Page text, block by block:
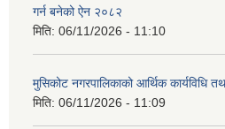
गर्न बनेको ऐन २०८२
मिति: 06/11/2026 - 11:10
मुसिकोट नगरपालिकाको आर्थिक कार्यविधि
मिति: 06/11/2026 - 11:09